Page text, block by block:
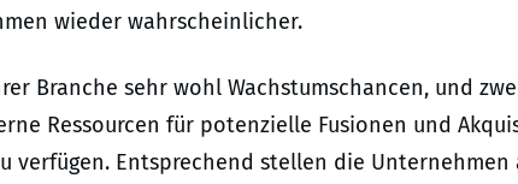
wieder wahrscheinlicher.
Branche sehr wohl Wachstumschancen, und
Ressourcen für potenzielle Fusionen und
verfügen. Entsprechend stellen die Unternehmen